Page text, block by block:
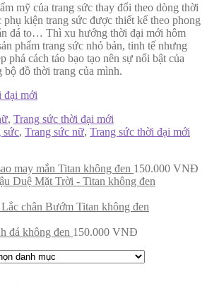
mỹ của trang sức thay đổi theo dòng thời
kiện trang sức được thiết kế theo phong
đá to… Thì xu hướng thời đại mới hôm
phẩm trang sức nhỏ bản, tinh tế nhưng
phá cách táo bạo tạo nên sự nổi bật của
bộ đồ thời trang của mình.
đại mới
, Trang sức thời đại mới
sức, Trang sức nữ, Trang sức thời đại mới
may mắn Titan không đen 150.000 VNĐ
Duệ Mặt Trời - Titan không đen
Lắc chân Bướm Titan không đen
đá không đen 150.000 VNĐ